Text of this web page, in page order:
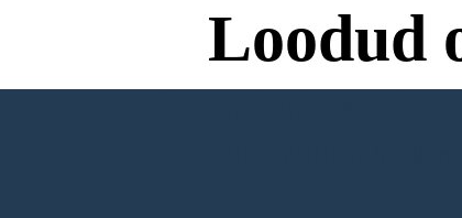
Loodud
Proovimiseks